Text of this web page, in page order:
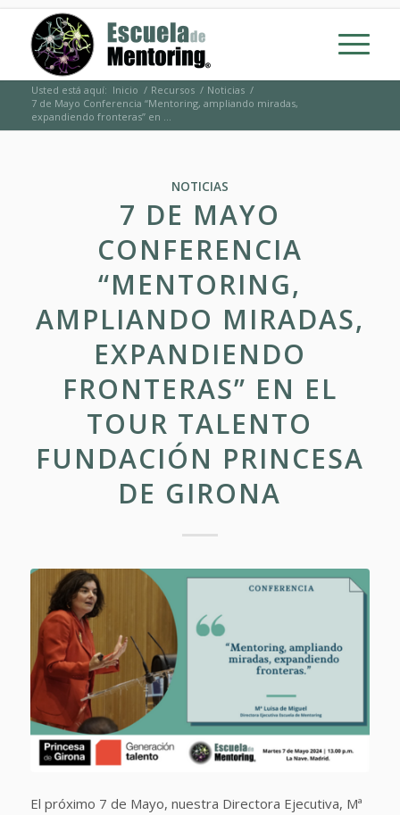
Usted está aquí: Inicio / Recursos / Noticias /
7 de Mayo Conferencia “Mentoring, ampliando miradas,
expandiendo fronteras” en ...
NOTICIAS
7 DE MAYO
CONFERENCIA
“MENTORING,
AMPLIANDO MIRADAS,
EXPANDIENDO
FRONTERAS” EN EL
TOUR TALENTO
FUNDACIÓN PRINCESA
DE GIRONA
El próximo 7 de Mayo, nuestra Directora Ejecutiva, Mª